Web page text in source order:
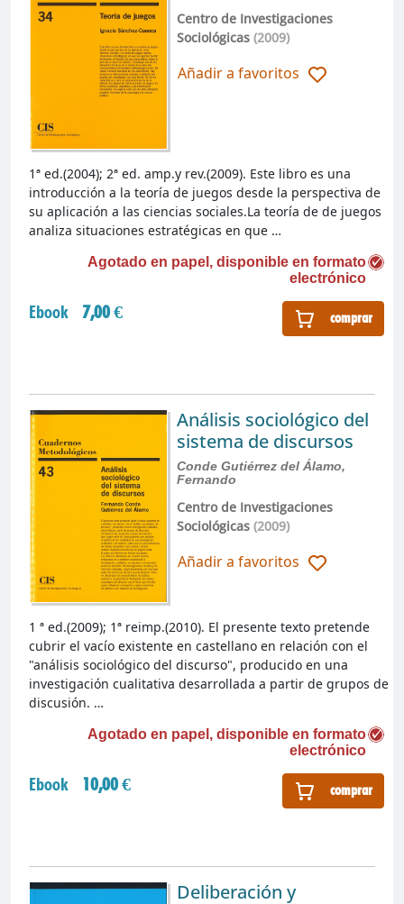
Centro de Investigaciones
Sociológicas(2009)
Añadir a favoritos
Agotado en papel, disponible en formato
electrónico
Ebook 7,00 € comprar
1ª ed.(2004); 2ª ed. amp.y rev.(2009). Este libro es una
introducción a la teoría de juegos desde la perspectiva de
su aplicación a las ciencias sociales.La teoría de de juegos
analiza situaciones estratégicas en que …
Análisis sociológico del
sistema de discursos
Conde Gutiérrez del Álamo,
Fernando
Centro de Investigaciones
Sociológicas(2009)
Añadir a favoritos
Agotado en papel, disponible en formato
electrónico
Ebook 10,00 € comprar
1 ª ed.(2009); 1ª reimp.(2010). El presente texto pretende
cubrir el vacío existente en castellano en relación con el
"análisis sociológico del discurso", producido en una
investigación cualitativa desarrollada a partir de grupos de
discusión. …
Deliberación y